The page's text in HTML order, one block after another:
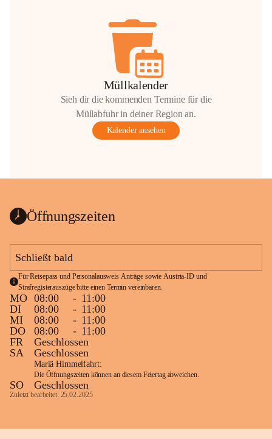
Müllkalender
Sieh dir die kommenden Termine für die
Müllabfuhr in deiner Region an.
Kalender ansehen
Öffnungszeiten
Schließt bald
Für Reisepass und Personalausweis Anträge sowie Austria-ID und
Strafregisterauszüge bitte einen Termin vereinbaren.
MO 08:00 - 11:00
DI
08:00 - 11:00
MI
08:00 - 11:00
DO
08:00 - 11:00
FR
Geschlossen
SA
Geschlossen
Mariä Himmelfahrt:
Die Öffnungszeiten können an diesem Feiertag abweichen.
SO Geschlossen
Zuletzt bearbeitet: 25.02.2025